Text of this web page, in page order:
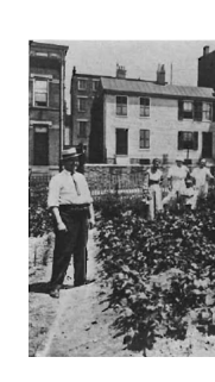
claramente, a palavra
rompimento com
iniciais para a
laboratório, tais
do laboratório, alguns
segurança física/
presença de “gente
adequar ao ambiente
horários de